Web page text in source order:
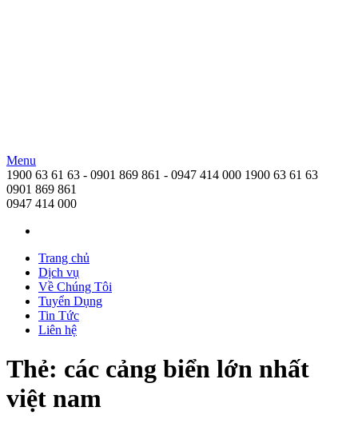
Nguyen Ngoc Logistics
Nguyễn Ngọc Logistics
Menu
1900 63 61 63 - 0901 869 861 - 0947 414 000 1900 63 61 63
0901 869 861
0947 414 000
Trang chủ
Dịch vụ
Về Chúng Tôi
Tuyển Dụng
Tin Tức
Liên hệ
Thẻ: các cảng biển lớn nhất
việt nam